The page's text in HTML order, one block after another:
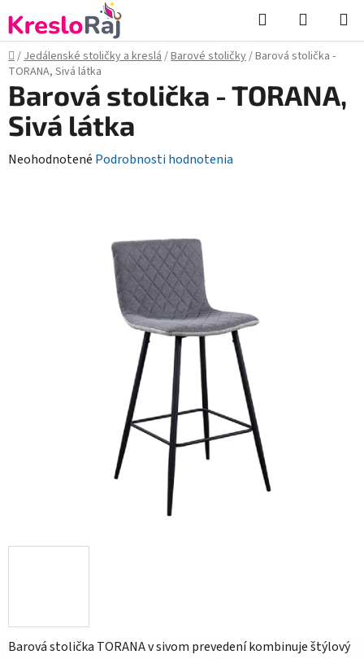
na
obsah
Hľadať
KOŠÍK
Domov
/Jedálenské stoličky a kreslá/Barové stoličky/Barová stolička -
TORANA, Sivá látka
Barová stolička TORANA v sivom prevedení kombinuje štýlový
Barová stolička - TORANA,
Sivá látka
Priemerné
Neohodnotené Podrobnosti hodnotenia